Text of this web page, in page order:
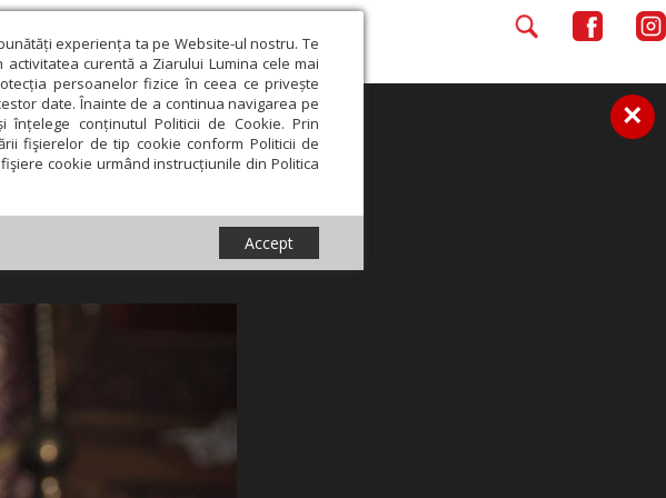
experiența ta pe Website-ul nostru. Te
curentă a Ziarului Lumina cele mai
persoanelor fizice în ceea ce privește
date. Înainte de a continua navigarea pe
conținutul Politicii de Cookie. Prin
fişierelor de tip cookie conform Politicii de
cookie urmând instrucțiunile din Politica
Accept
×